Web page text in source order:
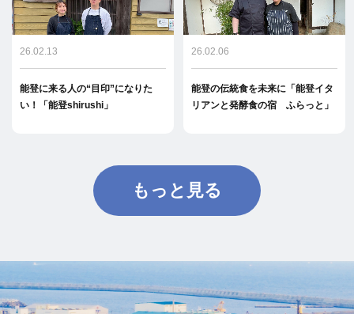
26.02.13
能登に来る人の“目印”になりた
い！「能登shirushi」
26.02.06
能登の伝統食を未来に「能登イタ
リアンと発酵食の宿 ふらっと」
もっと見る